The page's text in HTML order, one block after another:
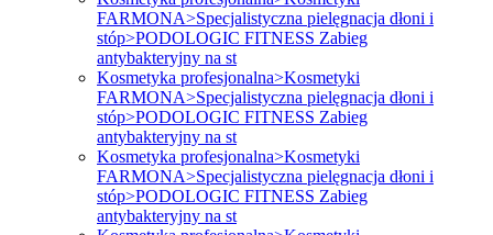
FARMONA>Specjalistyczna pielęgnacja dłoni i
stóp>PODOLOGIC FITNESS Zabieg
antybakteryjny na st
Kosmetyka profesjonalna>Kosmetyki
FARMONA>Specjalistyczna pielęgnacja dłoni i
stóp>PODOLOGIC FITNESS Zabieg
antybakteryjny na st
Kosmetyka profesjonalna>Kosmetyki
FARMONA>Specjalistyczna pielęgnacja dłoni i
stóp>PODOLOGIC FITNESS Zabieg
antybakteryjny na st